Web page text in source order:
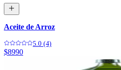
Aceite de Arroz
5.0 (4)
$8990